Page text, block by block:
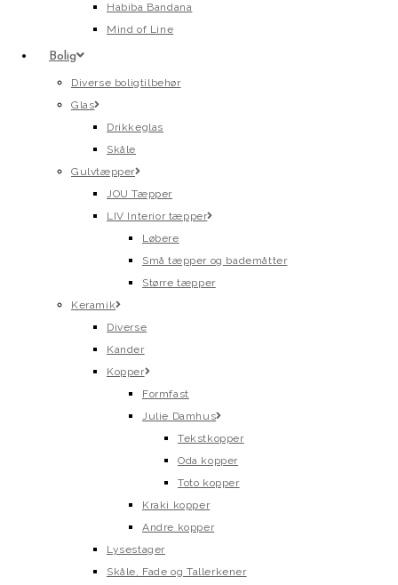
Habiba Bandana
Mind of Line
Bolig
Diverse boligtilbehør
Glas
Drikkeglas
Skåle
Gulvtæpper
JOU Tæpper
LIV Interior tæpper
Løbere
Små tæpper og bademåtter
Større tæpper
Keramik
Diverse
Kander
Kopper
Formfast
Julie Damhus
Tekstkopper
Oda kopper
Toto kopper
Kraki kopper
Andre kopper
Lysestager
Skåle, Fade og Tallerkener